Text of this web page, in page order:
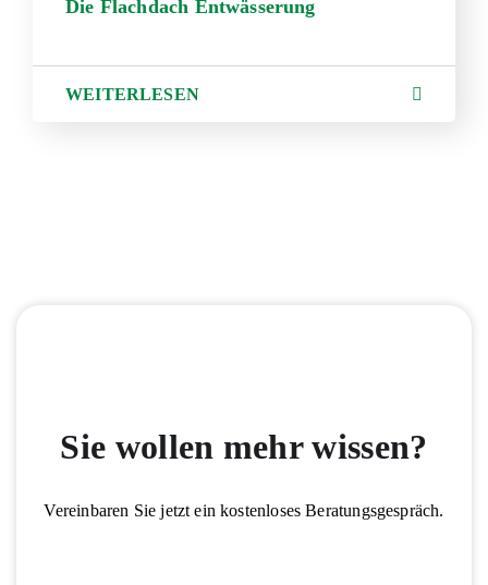
Die Flachdach Entwässerung
WEITERLESEN
Sie wollen mehr wissen?
Vereinbaren Sie jetzt ein kostenloses Beratungsgespräch.